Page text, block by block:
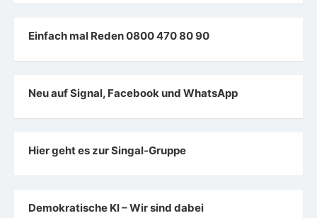
Einfach mal Reden 0800 470 80 90
Neu auf Signal, Facebook und WhatsApp
Hier geht es zur Singal-Gruppe
Demokratische KI – Wir sind dabei